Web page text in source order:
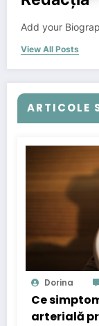
Add your
View All Posts
ARTICOLE
Dorina
Ce
arterială